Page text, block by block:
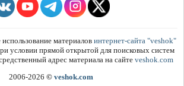
материалов интернет-сайта "veshok"
условии прямой открытой для поисковых систем
адрес материала на сайте veshok.com
2006-2026 © veshok.com